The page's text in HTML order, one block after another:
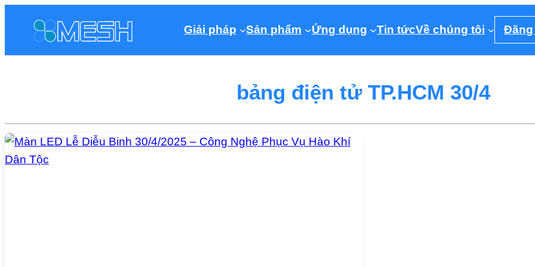
Giải pháp Sản phẩm Ứng dụng Tin tứcVề chúng tôi
bảng điện tử TP.HCM 30/4